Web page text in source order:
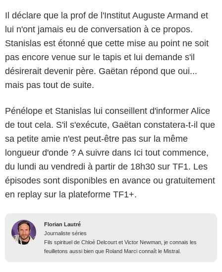
Il déclare que la prof de l'Institut Auguste Armand et
lui n'ont jamais eu de conversation à ce propos.
Stanislas est étonné que cette mise au point ne soit
pas encore venue sur le tapis et lui demande s'il
désirerait devenir père. Gaëtan répond que oui...
mais pas tout de suite.
Pénélope et Stanislas lui conseillent d'informer Alice
de tout cela. S'il s'exécute, Gaëtan constatera-t-il que
sa petite amie n'est peut-être pas sur la même
longueur d'onde ? A suivre dans Ici tout commence,
du lundi au vendredi à partir de 18h30 sur TF1. Les
épisodes sont disponibles en avance ou gratuitement
en replay sur la plateforme TF1+.
Florian Lautré
Journaliste séries
Fils spirituel de Chloé Delcourt et Victor Newman, je connais les
feuilletons aussi bien que Roland Marci connaît le Mistral.